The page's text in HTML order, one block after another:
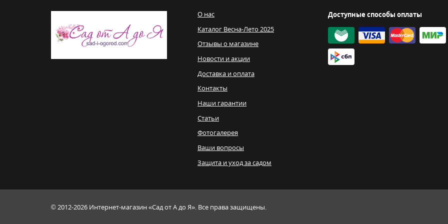
О нас
Каталог Весна-Лето 2025
Отзывы о магазине
Новости и акции
Доставка и оплата
Контакты
Наши гарантии
Статьи
Фотогалерея
Ваши вопросы
Защита и уход за садом
Доступные способы оплаты
© 2012-2026 Интернет-магазин «Сад от А до Я». Все права защищены.